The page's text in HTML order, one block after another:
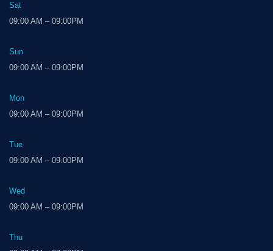
Sat
09:00 AM – 09:00PM
Sun
09:00 AM – 09:00PM
Mon
09:00 AM – 09:00PM
Tue
09:00 AM – 09:00PM
Wed
09:00 AM – 09:00PM
Thu